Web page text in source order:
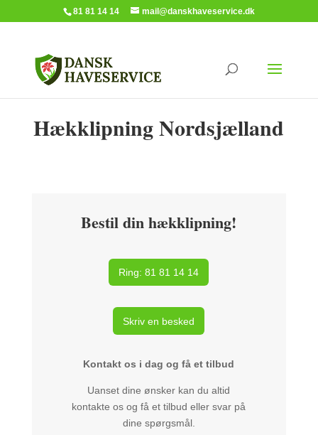
81 81 14 14 mail@danskhaveservice.dk
Hækklipning Nordsjælland
Bestil din hækklipning!
Ring: 81 81 14 14
Skriv en besked
Kontakt os i dag og få et tilbud
Uanset dine ønsker kan du altid
kontakte os og få et tilbud eller svar på
dine spørgsmål.